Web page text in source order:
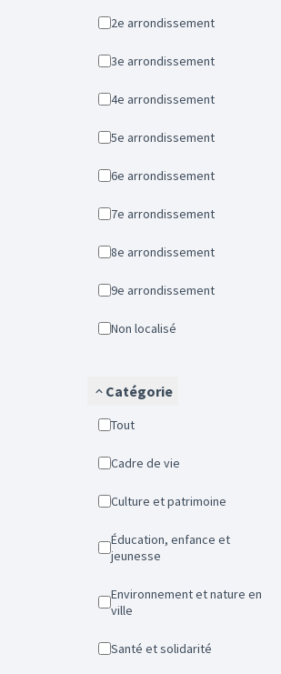
2e arrondissement
3e arrondissement
4e arrondissement
5e arrondissement
6e arrondissement
7e arrondissement
8e arrondissement
9e arrondissement
Non localisé
Catégorie
Tout
Cadre de vie
Culture et patrimoine
Éducation, enfance et
jeunesse
Environnement et nature en
ville
Santé et solidarité